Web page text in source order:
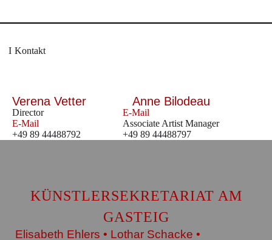
Kontakt
Verena Vetter
Director
E-Mail
+49 89 44488792
Anne Bilodeau
E-Mail
Associate Artist Manager
+49 89 44488797
KÜNSTLERSEKRETARIAT AM
GASTEIG
Elisabeth Ehlers • Lothar Schacke •